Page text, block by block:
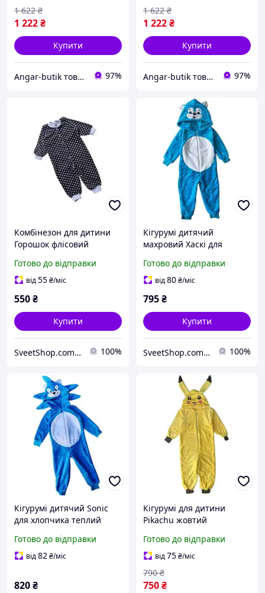
1 222₴
1 622 ₴
Купити
Angar-butik товари для дому та побуту 97%
1 222₴
1 622 ₴
Купити
Angar-butik товари для дому та побуту 97%
Комбінезон для дитини
Горошок флісовий
Готово до відправки
від55₴/міс
550₴
Купити
SveetShop.com.ua - магазин взуття та одягу 100%
Кігурумі дитячий
махровий Хаскі для
блакитний
Готово до відправки
від80₴/міс
795₴
Купити
SveetShop.com.ua - магазин взуття та одягу 100%
Кігурумі дитячий Sonic
для хлопчика теплий
синій
Готово до відправки
від82₴/міс
820₴
Кігурумі для дитини
Pikachu жовтий
Готово до відправки
від75₴/міс
750₴
790 ₴